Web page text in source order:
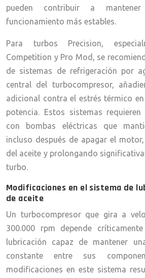
pueden contribuir a
funcionamiento más estables.
Para turbos Precision,
Competition y Pro Mod, se
de sistemas de refrigeración por
central del turbocompresor,
adicional contra el estrés térmico
potencia. Estos sistemas
con bombas eléctricas que
incluso después de apagar el
del aceite y prolongando
turbo.
Modificaciones en el sistema de
de aceite
Un turbocompresor que gira a
300.000 rpm depende
lubricación capaz de mantener
constante entre sus
modificaciones en este sistema